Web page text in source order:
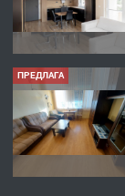
ПРЕДЛАГА